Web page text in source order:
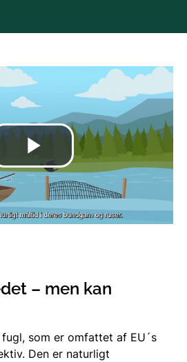
– men kan
som er omfattet af EU´s
Den er naturligt